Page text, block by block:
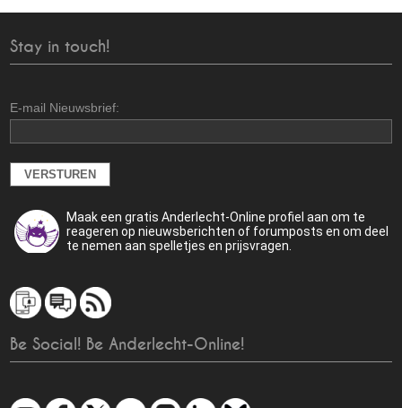
Stay in touch!
E-mail Nieuwsbrief:
Maak een gratis Anderlecht-Online profiel aan om te
reageren op nieuwsberichten of forumposts en om deel
te nemen aan spelletjes en prijsvragen.
Be Social! Be Anderlecht-Online!